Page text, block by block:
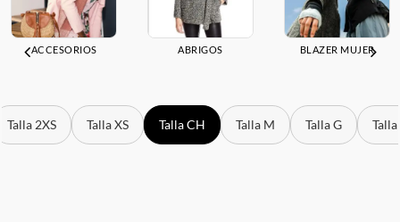
ACCESORIOS ABRIGOS BLAZER MUJER
Talla 2XS Talla XS Talla CH Talla M Talla G Talla